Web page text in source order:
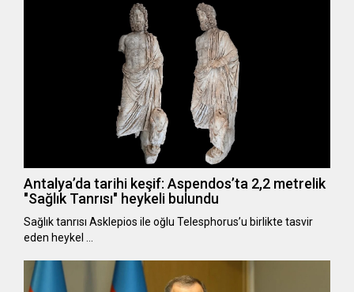
Antalya’da tarihi keşif: Aspendos’ta 2,2 metrelik
"Sağlık Tanrısı" heykeli bulundu
Sağlık tanrısı Asklepios ile oğlu Telesphorus’u birlikte tasvir
eden heykel …